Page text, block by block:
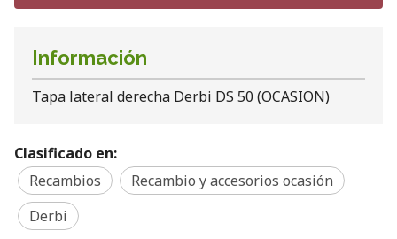
Información
Tapa lateral derecha Derbi DS 50 (OCASION)
Clasificado en:
Recambios
Recambio y accesorios ocasión
Derbi